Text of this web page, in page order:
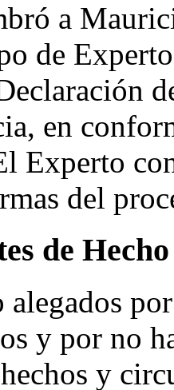
a
de
en
Experto
del
de Hecho
alegados
y por no
y